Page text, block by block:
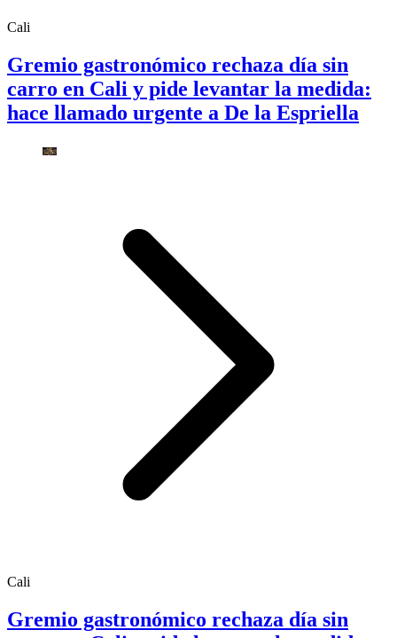
Cali
Gremio gastronómico rechaza día sin
carro en Cali y pide levantar la medida:
hace llamado urgente a De la Espriella
Cali
Gremio gastronómico rechaza día sin